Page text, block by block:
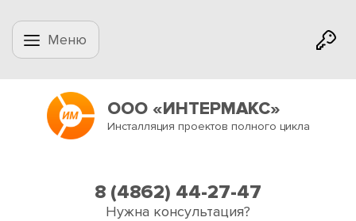
Меню
ООО «ИНТЕРМАКС»
Инсталляция проектов полного цикла
8 (4862) 44-27-47
Нужна консультация?